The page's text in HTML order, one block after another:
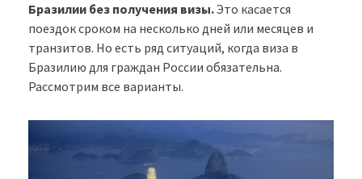
Бразилии без получения визы.Это касается
поездок сроком на несколько дней или месяцев и
транзитов. Но есть ряд ситуаций, когда виза в
Бразилию для граждан России обязательна.
Рассмотрим все варианты.